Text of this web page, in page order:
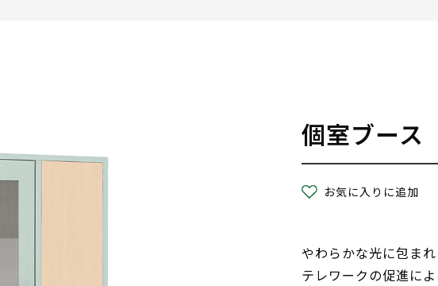
個室ブース
お気に入りに追加
やわらかな光に包ま
テレワークの促進に